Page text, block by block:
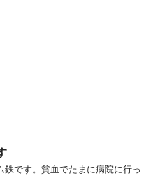
です。貧血でたまに病院に行っ